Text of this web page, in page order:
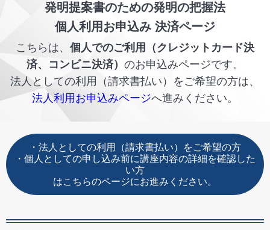
発明提案書のための発明の把握法
個人利用お申込み 決済ページ
こちらは、 個人でのご利用（クレジットカード決
済、コンビニ決済） のお申込みページです。
法人としての利用（請求書払い）をご希望の方は、
法人利用お申込みページへ進みください。
・法人としての利用（請求書払い）をご希望の方
・個人としての申し込み前に講座内容の詳細を確認した
い方
はこちらのページにお進みください。